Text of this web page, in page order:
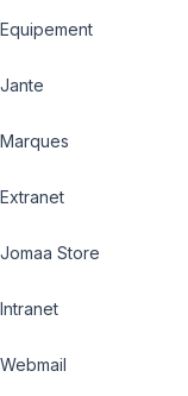
Equipement
Jante
Marques
Extranet
Jomaa Store
Intranet
Webmail